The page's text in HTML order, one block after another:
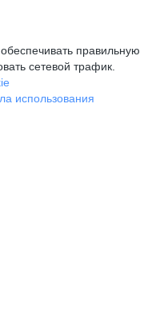
правильную
сетевой трафик.
использования